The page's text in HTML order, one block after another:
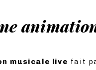
musicale live fait